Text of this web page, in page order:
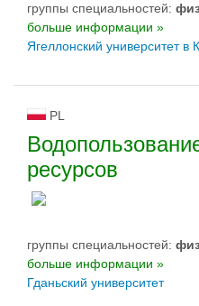
группы специальностей:
больше информации »
Ягеллонский университет в
PL
ресурсов
группы специальностей:
больше информации »
Гданьский университет